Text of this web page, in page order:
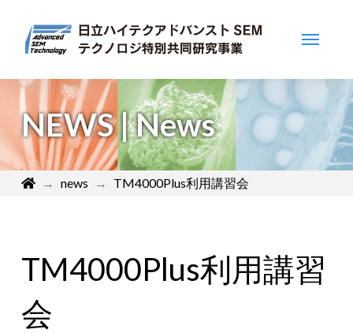
NEWS | News
Home
→ news → TM4000Plus利用講習会
TM4000Plus利用講習
会